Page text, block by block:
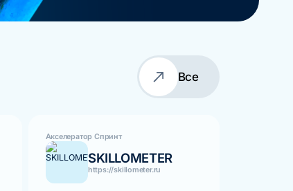
Все
Акселератор Спринт
SKILLOMETER
https://skillometer.ru